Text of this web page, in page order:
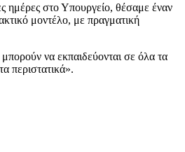
ημέρες στο Υπουργείο, θέσαμε έναν
μοντέλο, με πραγματική
να εκπαιδεύονται σε όλα τα
περιστατικά».